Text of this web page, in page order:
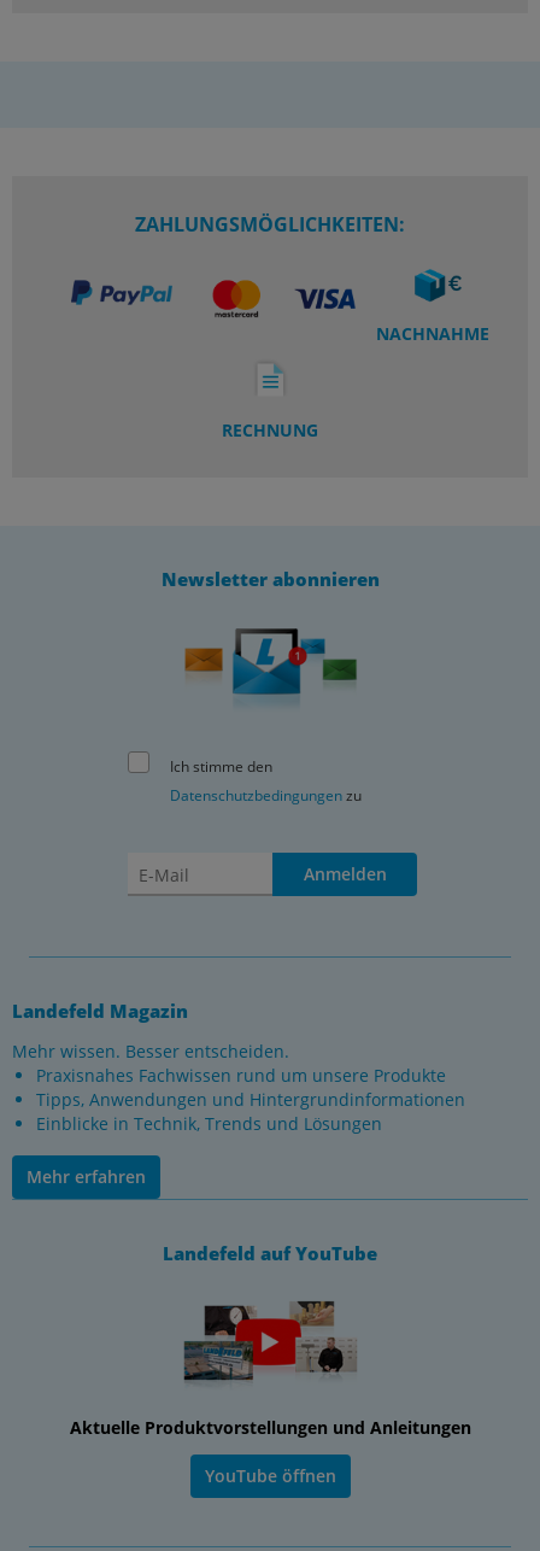
ZAHLUNGSMÖGLICHKEITEN:
NACHNAHME
RECHNUNG
Newsletter abonnieren
Ich stimme den
Datenschutzbedingungenzu
Anmelden
Landefeld Magazin
Mehr wissen. Besser entscheiden.
Praxisnahes Fachwissen rund um unsere Produkte
Tipps, Anwendungen und Hintergrundinformationen
Einblicke in Technik, Trends und Lösungen
Mehr erfahren
Landefeld auf YouTube
Aktuelle Produktvorstellungen und Anleitungen
YouTube öffnen